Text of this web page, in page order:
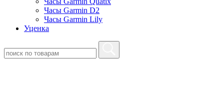
Часы Garmin D2
Часы Garmin Lily
Уценка